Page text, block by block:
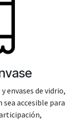
envases de vidrio,
sea accesible para